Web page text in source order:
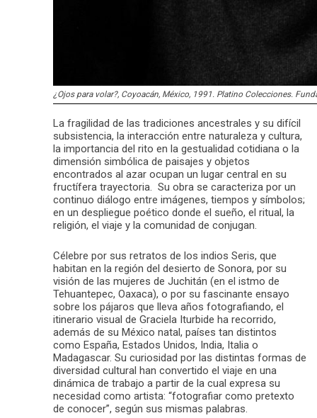
¿Ojos para volar?, Coyoacán, México, 1991. Platino Colecciones.
La fragilidad de las tradiciones ancestrales y su difícil
subsistencia, la interacción entre naturaleza y cultura,
la importancia del rito en la gestualidad cotidiana o la
dimensión simbólica de paisajes y objetos
encontrados al azar ocupan un lugar central en su
fructífera trayectoria. Su obra se caracteriza por un
continuo diálogo entre imágenes, tiempos y símbolos;
en un despliegue poético donde el sueño, el ritual, la
religión, el viaje y la comunidad de conjugan.
Célebre por sus retratos de los indios Seris, que
habitan en la región del desierto de Sonora, por su
visión de las mujeres de Juchitán (en el istmo de
Tehuantepec, Oaxaca), o por su fascinante ensayo
sobre los pájaros que lleva años fotografiando, el
itinerario visual de Graciela Iturbide ha recorrido,
además de su México natal, países tan distintos
como España, Estados Unidos, India, Italia o
Madagascar. Su curiosidad por las distintas formas de
diversidad cultural han convertido el viaje en una
dinámica de trabajo a partir de la cual expresa su
necesidad como artista: “fotografiar como pretexto
de conocer”, según sus mismas palabras.